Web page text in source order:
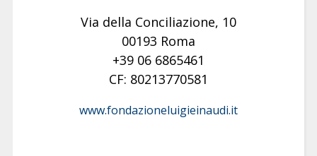
Via della Conciliazione, 10
00193 Roma
+39 06 6865461
CF: 80213770581
www.fondazioneluigieinaudi.it